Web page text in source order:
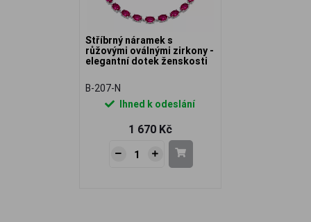
Stříbrný náramek s
růžovými oválnými zirkony -
elegantní dotek ženskosti
B-207-N
Ihned k odeslání
1 670 Kč